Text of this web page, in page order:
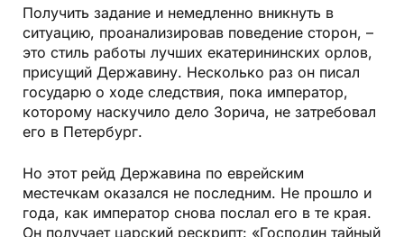
Получить задание и немедленно вникнуть в
ситуацию, проанализировав поведение сторон, –
это стиль работы лучших екатерининских орлов,
присущий Державину. Несколько раз он писал
государю о ходе следствия, пока император,
которому наскучило дело Зорича, не затребовал
его в Петербург.
Но этот рейд Державина по еврейским
местечкам оказался не последним. Не прошло и
года, как император снова послал его в те края.
Он получает царский рескрипт: «Господин тайный